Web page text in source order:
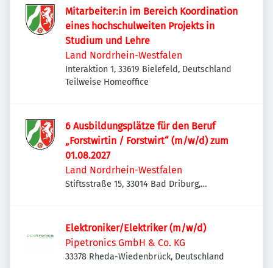
Mitarbeiter:in im Bereich Koordination
eines hochschulweiten Projekts in
Studium und Lehre
Land Nordrhein-Westfalen
Interaktion 1, 33619 Bielefeld, Deutschland
Teilweise Homeoffice
6 Ausbildungsplätze für den Beruf
„Forstwirtin / Forstwirt“ (m/w/d) zum
01.08.2027
Land Nordrhein-Westfalen
Stiftsstraße 15, 33014 Bad Driburg,
Elektroniker/Elektriker (m/w/d)
Pipetronics GmbH & Co. KG
33378 Rheda-Wiedenbrück, Deutschland